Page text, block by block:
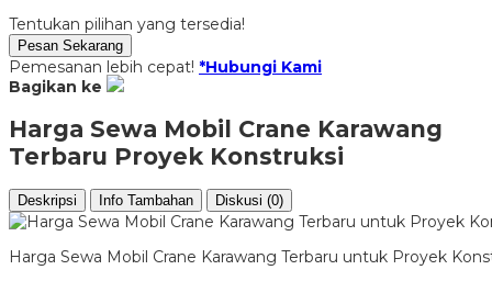
Tentukan pilihan yang tersedia!
Pesan Sekarang
Pemesanan lebih cepat! *Hubungi Kami
Bagikan ke
Harga Sewa Mobil Crane Karawang
Terbaru Proyek Konstruksi
Deskripsi Info Tambahan Diskusi (0)
Harga Sewa Mobil Crane Karawang Terbaru untuk Proyek